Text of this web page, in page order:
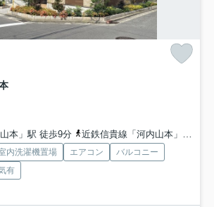
本」駅 徒歩9分
近鉄信貴線「河内山本」駅 徒歩9分
内洗濯機置場 エアコン
バルコニー
有